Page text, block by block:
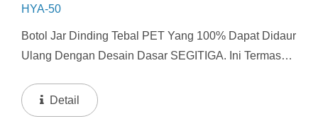
HYA-50
Botol Jar Dinding Tebal PET Yang 100% Dapat Didaur
Ulang Dengan Desain Dasar SEGITIGA. Ini Termasuk
Menawarkan Sistem Pengisian Ulang Dengan
Kapasitas...
Detail